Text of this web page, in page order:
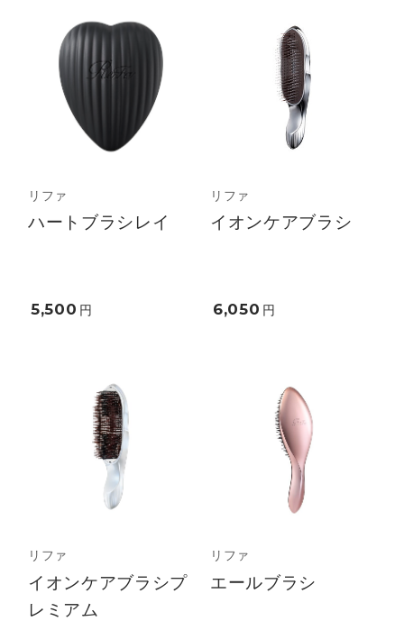
リファ
ハートブラシレイ
5,500 円
リファ
イオンケアブラシ
6,050 円
リファ
イオンケアブラシプ
レミアム
リファ
エールブラシ